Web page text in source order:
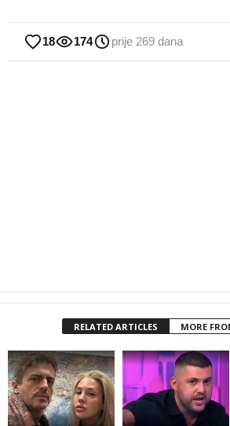
18 174 prije 269 dana
RELATED ARTICLES MORE